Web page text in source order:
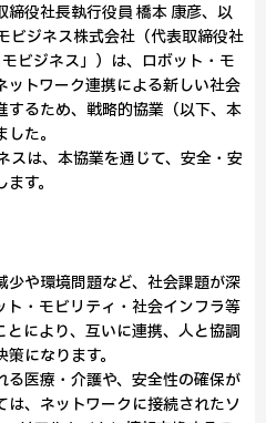
役社長執行役員 橋本 康彦、以
ビジネス株式会社（代表取締役社
ビジネス」）は、ロボット・モ
ットワーク連携による新しい社会
するため、戦略的協業（以下、本
た。
は、本協業を通じて、安全・安
す。
や環境問題など、社会課題が深
・モビリティ・社会インフラ等
により、互いに連携、人と協調
になります。
医療・介護や、安全性の確保が
、ネットワークに接続されたソ